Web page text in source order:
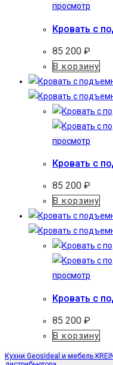
просмотр
Кровать с
85 200 ₽
В корзину
просмотр
Кровать с
85 200 ₽
В корзину
просмотр
Кровать с
85 200 ₽
В корзину
Кухни GeosIdeal и мебель